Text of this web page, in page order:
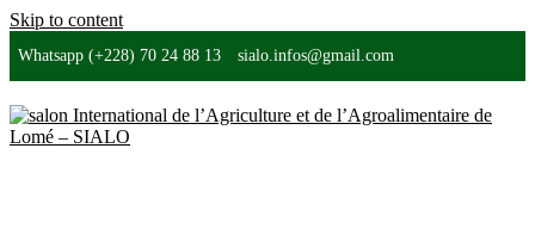
Skip to content
Whatsapp (+228) 70 24 88 13 sialo.infos@gmail.com